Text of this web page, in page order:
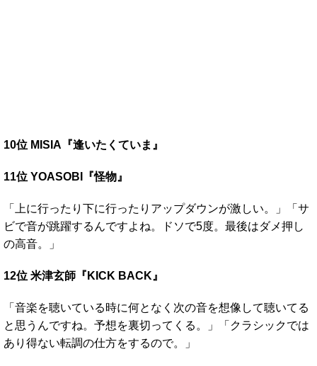
10位 MISIA『逢いたくていま』
11位 YOASOBI『怪物』
「上に行ったり下に行ったりアップダウンが激しい。」「サ
ビで音が跳躍するんですよね。ドソで5度。最後はダメ押し
の高音。」
12位 米津玄師『KICK BACK』
「音楽を聴いている時に何となく次の音を想像して聴いてる
と思うんですね。予想を裏切ってくる。」「クラシックでは
あり得ない転調の仕方をするので。」